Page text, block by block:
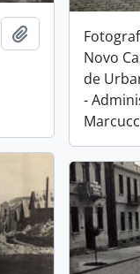
Novo
de
-
Adicionar a